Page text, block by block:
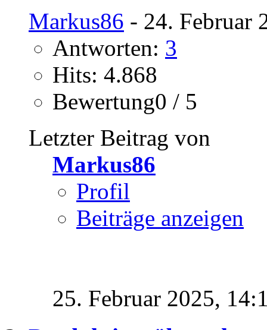
Markus86 - 24. Februar
Antworten: 3
Hits: 4.868
Bewertung0 / 5
Letzter Beitrag von
Markus86
Profil
Beiträge anzeigen
25. Februar 2025,